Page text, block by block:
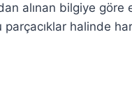
alınan bilgiye göre
parçacıklar halinde